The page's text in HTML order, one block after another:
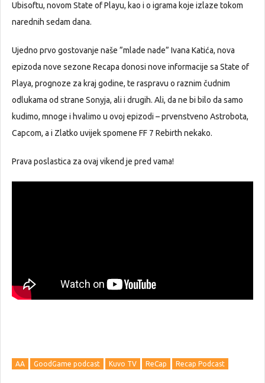
Ubisoftu, novom State of Playu, kao i o igrama koje izlaze tokom
narednih sedam dana.
Ujedno prvo gostovanje naše ”mlade nade” Ivana Katića, nova
epizoda nove sezone Recapa donosi nove informacije sa State of
Playa, prognoze za kraj godine, te raspravu o raznim čudnim
odlukama od strane Sonyja, ali i drugih. Ali, da ne bi bilo da samo
kudimo, mnoge i hvalimo u ovoj epizodi – prvenstveno Astrobota,
Capcom, a i Zlatko uvijek spomene FF 7 Rebirth nekako.
Prava poslastica za ovaj vikend je pred vama!
AA GoodGame podcast Kuvo TV ReCap Recap Podcast